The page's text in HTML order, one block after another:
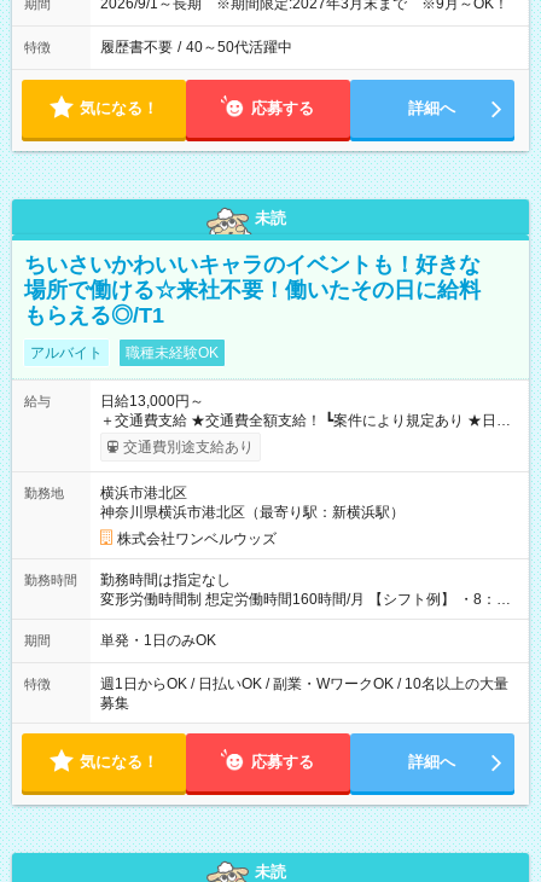
期間 2026/9/1～長期 ※期間限定:2027年3月末まで ※9月～OK！
特徴 履歴書不要 / 40～50代活躍中
気になる！ 応募する 詳細へ
未読
ちいさいかわいいキャラのイベントも！好きな
場所で働ける☆来社不要！働いたその日に給料
もらえる◎/T1
アルバイト 職種未経験OK
給与
日給13,000円～
＋交通費支給 ★交通費全額支給！ ┗案件により規定あり ★日払
いOK！（規定あり） ┗働いたその日に現金GET♪ お仕事後はコ
ンビニATMから 日払い分を引き落とせます！ 【試用期間】試
交通費別途支給あり
勤務地
横浜市港北区
神奈川県横浜市港北区（最寄り駅：新横浜駅）
株式会社ワンベルウッズ
勤務時間
勤務時間は指定なし
変形労働時間制 想定労働時間160時間/月 【シフト例】 ・8：00
～21：00
期間 単発・1日のみOK
特徴
週1日からOK / 日払いOK / 副業・WワークOK / 10名以上の大量
募集
気になる！ 応募する 詳細へ
未読